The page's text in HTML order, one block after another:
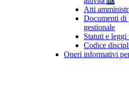
Atti
Documenti di
gestionale
Statuti e leggi
Codice
Oneri informativi